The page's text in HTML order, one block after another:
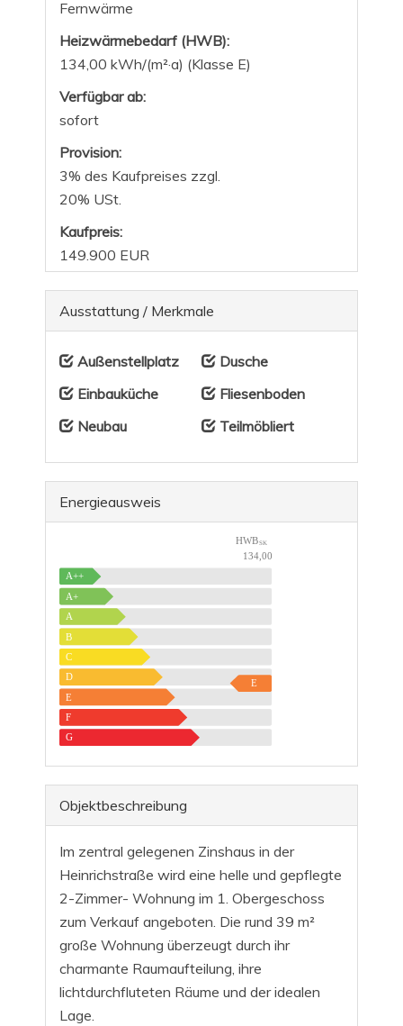
Fernwärme
Heizwärmebedarf (HWB):
134,00 kWh/(m²·a) (Klasse E)
Verfügbar ab:
sofort
Provision:
3% des Kaufpreises zzgl.
20% USt.
Kaufpreis:
149.900 EUR
Ausstattung / Merkmale
Außenstellplatz
Dusche
Einbauküche
Fliesenboden
Neubau
Teilmöbliert
Energieausweis
HWB SK
134,00
A++
A+
A
B
C
D
E
F
G
E
Objekt­beschreibung
Im zentral gelegenen Zinshaus in der
Heinrichstraße wird eine helle und gepflegte
2-Zimmer- Wohnung im 1. Obergeschoss
zum Verkauf angeboten. Die rund 39 m²
große Wohnung überzeugt durch ihr
charmante Raumaufteilung, ihre
lichtdurchfluteten Räume und der idealen
Lage.